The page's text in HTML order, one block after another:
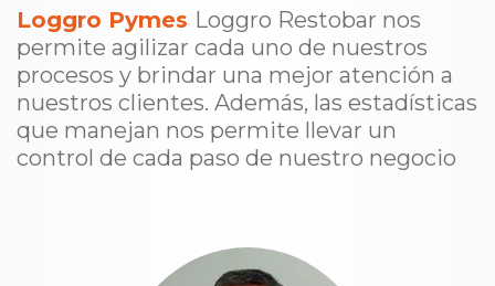
Loggro Pymes Loggro Restobar nos
permite agilizar cada uno de nuestros
procesos y brindar una mejor atención a
nuestros clientes. Además, las estadísticas
que manejan nos permite llevar un
control de cada paso de nuestro negocio